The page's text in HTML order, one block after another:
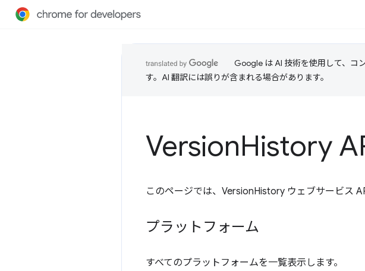
Google は AI 技術を使用して、コ
す。AI 翻訳には誤りが含まれる場合があります。
VersionHistory
このページでは、VersionHistory ウェブサービス
プラットフォーム
すべてのプラットフォームを一覧表示します。